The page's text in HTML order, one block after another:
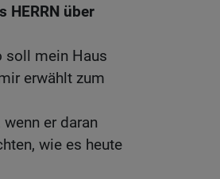
HERRN über
soll mein Haus
erwählt zum
er daran
wie es heute